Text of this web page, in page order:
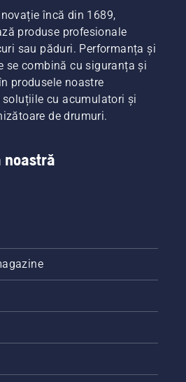
unele
dintre
îmbunătățirile
încă din 1689,
produse profesionale
sau păduri. Performanța și
se combină cu siguranța și
produsele noastre
soluțiile cu acumulatori și
de drumuri.
noastră